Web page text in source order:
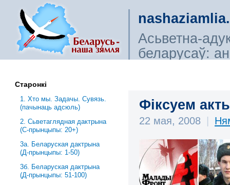
Асьветна-
беларусаў:
Фіксуем
22 мая, 2008 |
Старонкі
1. Хто мы. Задачы. Сувязь.
(пачынаць адсюль)
2. Сьветаглядная дактрына
(С-прынцыпы: 20+)
3a. Беларуская дактрына
(Д-прынцыпы: 1-50)
3б. Беларуская дактрына
(Д-прынцыпы: 51-100)